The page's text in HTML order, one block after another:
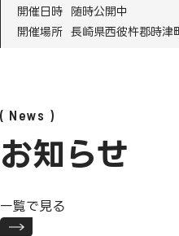
開催日時
随時公開中
開催場所
長崎県西彼杵郡時
News
お知らせ
一覧で見る